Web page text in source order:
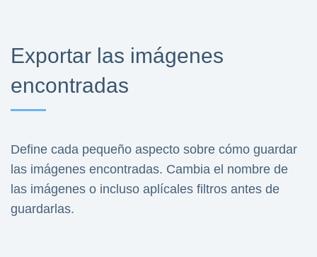
Exportar las imágenes
encontradas
Define cada pequeño aspecto sobre cómo guardar
las imágenes encontradas. Cambia el nombre de
las imágenes o incluso aplícales filtros antes de
guardarlas.